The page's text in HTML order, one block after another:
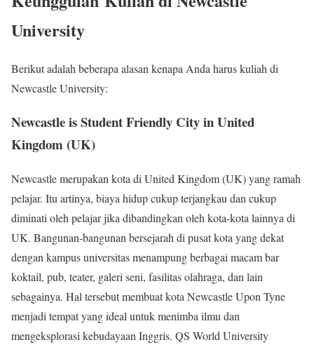
University
Berikut adalah beberapa alasan kenapa Anda harus kuliah di
Newcastle University:
Newcastle is Student Friendly City in United
Kingdom (UK)
Newcastle merupakan kota di United Kingdom (UK) yang ramah
pelajar. Itu artinya, biaya hidup cukup terjangkau dan cukup
diminati oleh pelajar jika dibandingkan oleh kota-kota lainnya di
UK. Bangunan-bangunan bersejarah di pusat kota yang dekat
dengan kampus universitas menampung berbagai macam bar
koktail, pub, teater, galeri seni, fasilitas olahraga, dan lain
sebagainya. Hal tersebut membuat kota Newcastle Upon Tyne
menjadi tempat yang ideal untuk menimba ilmu dan
mengeksplorasi kebudayaan Inggris. QS World University